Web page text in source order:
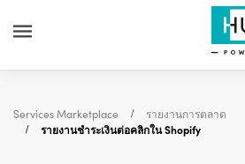
Services Marketplace
รายงานการตลาด
รายงานชำระเงินต่อคลิกใน Shopify